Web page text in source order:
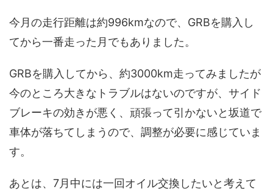
今月の走行距離は約996kmなので、GRBを購入し
てから一番走った月でもありました。
GRBを購入してから、約3000km走ってみましたが
今のところ大きなトラブルはないのですが、サイド
ブレーキの効きが悪く、頑張って引かないと坂道で
車体が落ちてしまうので、調整が必要に感じていま
す。
あとは、7月中には一回オイル交換したいと考えて